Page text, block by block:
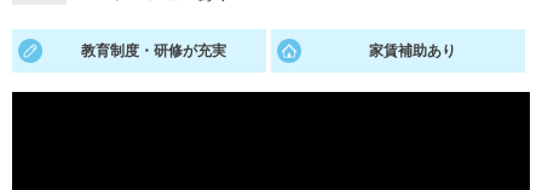
適職診断
あなたに合う仕事を診断！
就活チャンネル
動画で対策講座をチェック
教育制度・研修が充実 家賃補助あり